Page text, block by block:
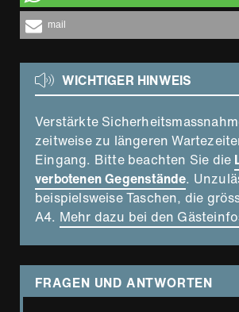
mail
WICHTIGER HINWEIS
Verstärkte
zeitweise zu längeren
Eingang. Bitte beachten Sie die
verbotenen Gegenstände.
beispielsweise Taschen, die
A4. Mehr dazu bei den
FRAGEN UND ANTWORTEN